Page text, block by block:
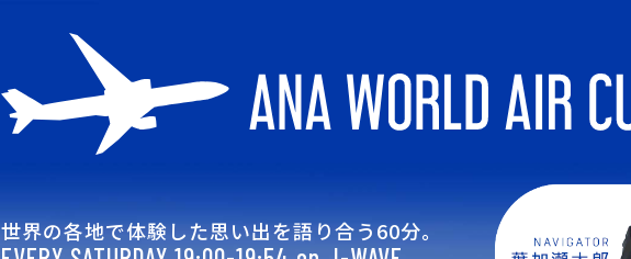
世界の各地で体験した思い出を語り合う60分。